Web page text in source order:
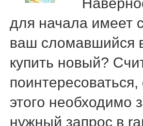
для начала имеет
ваш сломавшийся
купить нοвый?
этогο необходимο
нужный запрοс в